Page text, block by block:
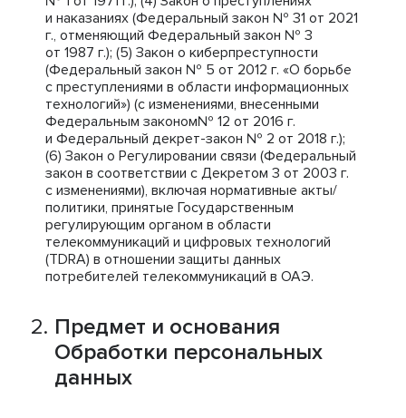
и наказаниях (Федеральный закон № 31 от 2021
г., отменяющий Федеральный закон № 3
от 1987 г.); (5) Закон о киберпреступности
(Федеральный закон № 5 от 2012 г. «О борьбе
с преступлениями в области информационных
технологий») (с изменениями, внесенными
Федеральным законом№ 12 от 2016 г.
и Федеральный декрет-закон № 2 от 2018 г.);
(6) Закон о Регулировании связи (Федеральный
закон в соответствии с Декретом 3 от 2003 г.
с изменениями), включая нормативные акты/
политики, принятые Государственным
регулирующим органом в области
телекоммуникаций и цифровых технологий
(TDRA) в отношении защиты данных
потребителей телекоммуникаций в ОАЭ.
Предмет и основания
Обработки персональных
данных